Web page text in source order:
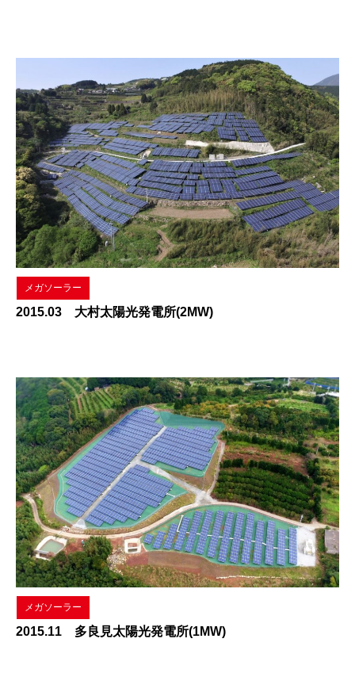
メガソーラー
2015.03 大村太陽光発電所(2MW)
メガソーラー
2015.11 多良見太陽光発電所(1MW)